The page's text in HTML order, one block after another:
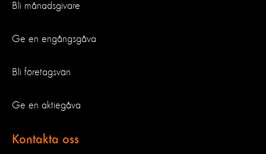
Bli månadsgivare
Ge en engångsgåva
Bli företagsvän
Ge en aktiegåva
Kontakta oss